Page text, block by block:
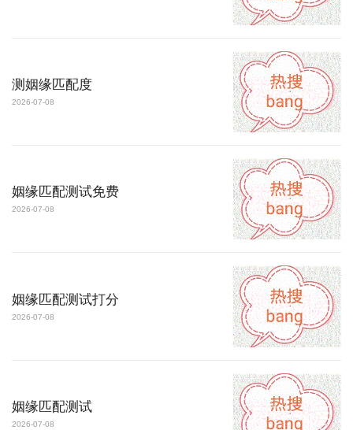
测姻缘匹配度
2026-07-08
姻缘匹配测试免费
2026-07-08
姻缘匹配测试打分
2026-07-08
姻缘匹配测试
2026-07-08